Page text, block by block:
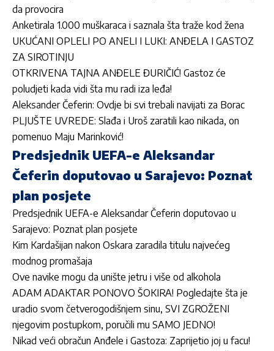
da provocira
Anketirala 1.000 muškaraca i saznala šta traže kod žena
UKUĆANI OPLELI PO ANELI I LUKI: ANĐELA I GASTOZ
ZA SIROTINJU
OTKRIVENA TAJNA ANĐELE ĐURIČIĆ! Gastoz će
poludjeti kada vidi šta mu radi iza leđa!
Aleksander Čeferin: Ovdje bi svi trebali navijati za Borac
PLJUŠTE UVREDE: Slađa i Uroš zaratili kao nikada, on
pomenuo Maju Marinković!
Predsjednik UEFA-e Aleksandar
Čeferin doputovao u Sarajevo: Poznat
plan posjete
Predsjednik UEFA-e Aleksandar Čeferin doputovao u
Sarajevo: Poznat plan posjete
Kim Kardašijan nakon Oskara zaradila titulu najvećeg
modnog promašaja
Ove navike mogu da unište jetru i više od alkohola
ADAM ADAKTAR PONOVO ŠOKIRA! Pogledajte šta je
uradio svom četverogodišnjem sinu, SVI ZGROŽENI
njegovim postupkom, poručili mu SAMO JEDNO!
Nikad veći obračun Anđele i Gastoza: Zaprijetio joj u facu!